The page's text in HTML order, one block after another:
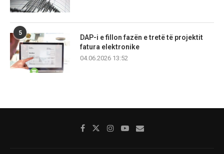
5
DAP-i e fillon fazën e tretë të projektit
fatura elektronike
04.06.2026 13:52